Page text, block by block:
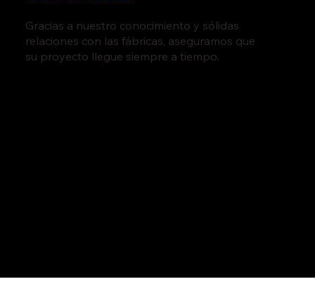
Gracias a nuestro conocimiento y sólidas
relaciones con las fábricas, aseguramos que
su proyecto llegue siempre a tiempo.